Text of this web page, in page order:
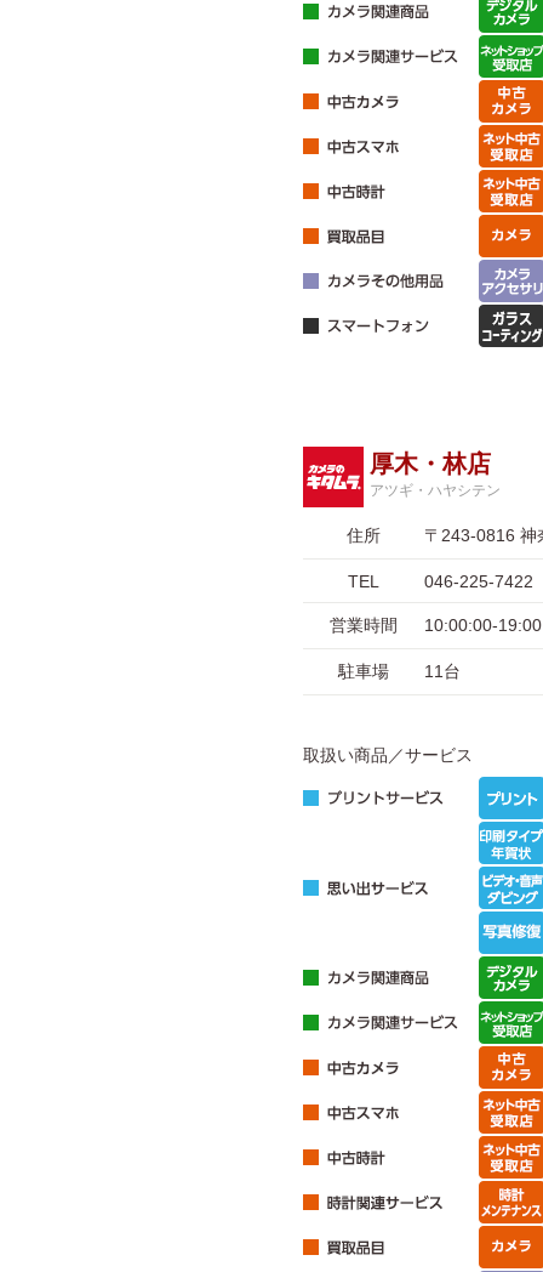
厚木・林店
アツギ・ハヤシテン
住所 〒243-0816 神
TEL 046-225-7422
営業時間 10:00:00-
駐車場 11台
取扱い商品／サービス